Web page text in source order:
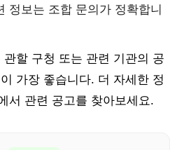
정보는 조합 문의가 정확합니
할 구청 또는 관련 기관의 공
가장 좋습니다. 더 자세한 정
서 관련 공고를 찾아보세요.